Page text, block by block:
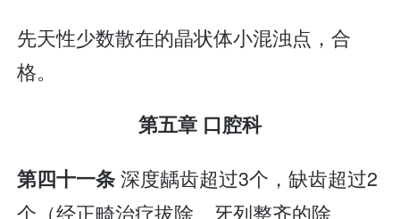
先天性少数散在的晶状体小混浊点，合
格。
第五章 口腔科
第四十一条深度龋齿超过3个，缺齿超过2
个（经正畸治疗拔除、牙列整齐的除